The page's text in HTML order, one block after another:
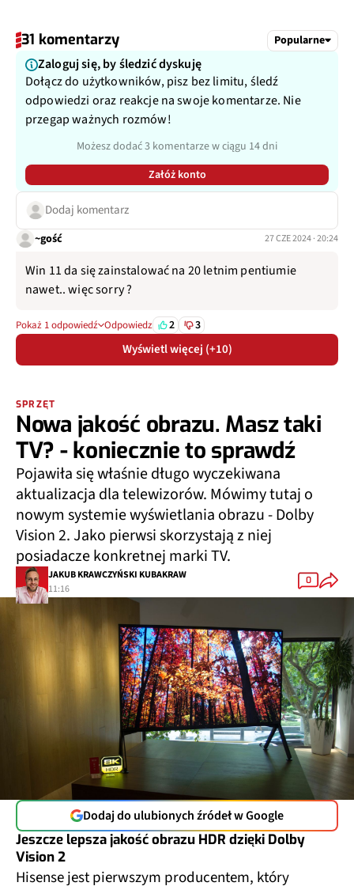
31 komentarzy Popularne
Zaloguj się, by śledzić dyskuję
Dołącz do użytkowników, pisz bez limitu, śledź
odpowiedzi oraz reakcje na swoje komentarze. Nie
przegap ważnych rozmów!
Możesz dodać 3 komentarze w ciągu 14 dni
Załóż konto
Dodaj komentarz
~gość 27 CZE 2024 · 20:24
Win 11 da się zainstalować na 20 letnim pentiumie
nawet.. więc sorry ?
Pokaż 1 odpowiedź Odpowiedz 2 3
Wyświetl więcej (+10)
SPRZĘT
Nowa jakość obrazu. Masz taki
TV? - koniecznie to sprawdź
Pojawiła się właśnie długo wyczekiwana
aktualizacja dla telewizorów. Mówimy tutaj o
nowym systemie wyświetlania obrazu - Dolby
Vision 2. Jako pierwsi skorzystają z niej
posiadacze konkretnej marki TV.
JAKUB KRAWCZYŃSKI KUBAKRAW
11:16
0
Dodaj do ulubionych źródeł w Google
Jeszcze lepsza jakość obrazu HDR dzięki Dolby
Vision 2
Hisense jest pierwszym producentem, który